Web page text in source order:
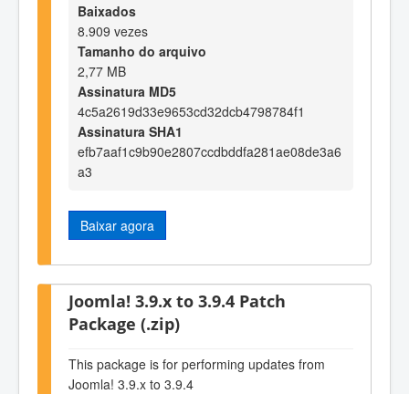
Baixados
8.909 vezes
Tamanho do arquivo
2,77 MB
Assinatura MD5
4c5a2619d33e9653cd32dcb4798784f1
Assinatura SHA1
efb7aaf1c9b90e2807ccdbddfa281ae08de3a6
a3
Baixar agora
Joomla! 3.9.x to 3.9.4 Patch
Package (.zip)
This package is for performing updates from
Joomla! 3.9.x to 3.9.4